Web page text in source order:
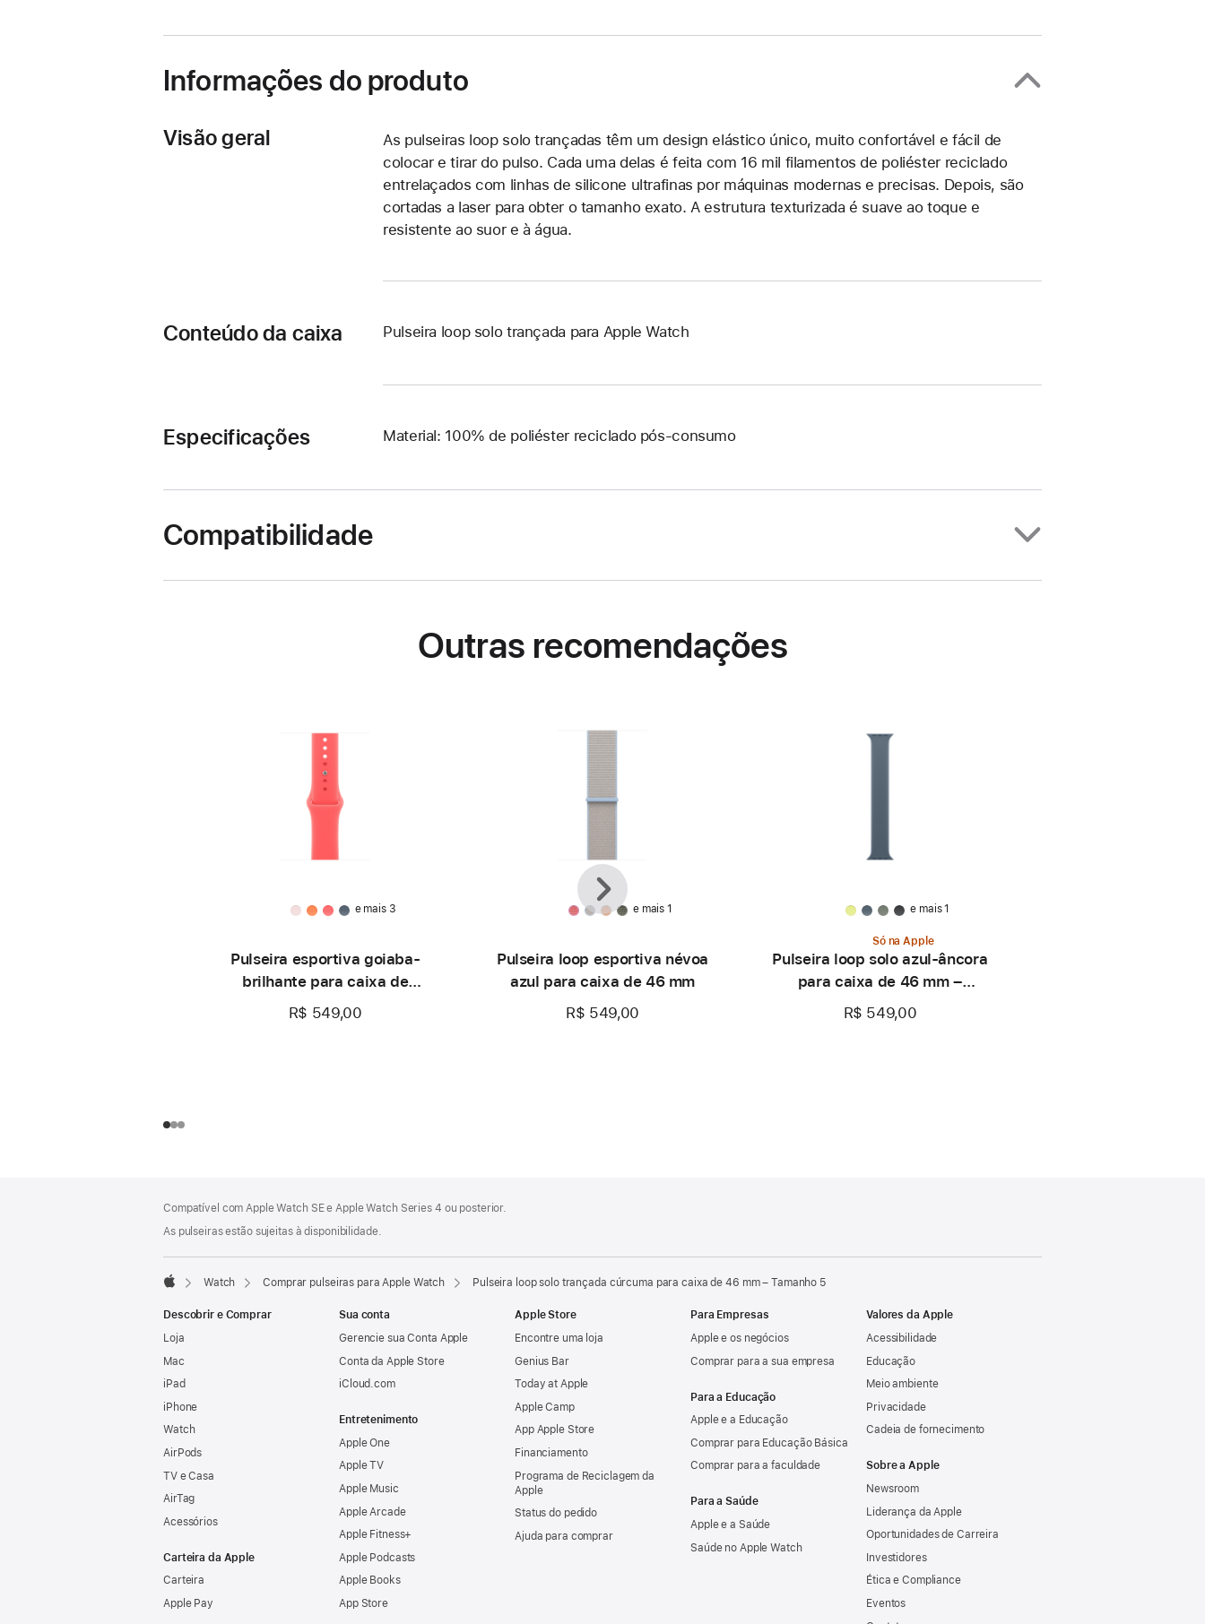
Informações do produto
Visão geral
As pulseiras loop solo trançadas têm um design elástico único, muito confortável e fácil de
colocar e tirar do pulso. Cada uma delas é feita com 16 mil filamentos de poliéster reciclado
entrelaçados com linhas de silicone ultrafinas por máquinas modernas e precisas. Depois, são
cortadas a laser para obter o tamanho exato. A estrutura texturizada é suave ao toque e
resistente ao suor e à água.
Conteúdo da caixa Pulseira loop solo trançada para Apple Watch
Especificações Material: 100% de poliéster reciclado pós-consumo
Compatibilidade
Outras recomendações
e mais 3
Pulseira esportiva goiaba-
brilhante para caixa de
46 mm – P/M
R$ 549,00
e mais 1
Pulseira loop esportiva névoa
azul para caixa de 46 mm
R$ 549,00
e mais 1
Só na Apple
Pulseira loop solo azul-âncora
para caixa de 46 mm –
Tamanho 0
R$ 549,00
Anterior
Seguinte
de
rodapé
Compatível com Apple Watch SE e Apple Watch Series 4 ou posterior.
As pulseiras estão sujeitas à disponibilidade.
Watch Comprar pulseiras para Apple Watch Pulseira loop solo trançada cúrcuma para caixa de 46 mm – Tamanho 5
Descobrir e Comprar
Loja
Mac
iPad
iPhone
Watch
AirPods
TV e Casa
AirTag
Acessórios
Carteira da Apple
Carteira
Apple Pay
Sua conta
Gerencie sua Conta Apple
Conta da Apple Store
iCloud.com
Entretenimento
Apple One
Apple TV
Apple Music
Apple Arcade
Apple Fitness+
Apple Podcasts
Apple Books
App Store
Apple Store
Encontre uma loja
Genius Bar
Today at Apple
Apple Camp
App Apple Store
Financiamento
Programa de Reciclagem da
Apple
Status do pedido
Ajuda para comprar
Para Empresas
Apple e os negócios
Comprar para a sua empresa
Para a Educação
Apple e a Educação
Comprar para Educação Básica
Comprar para a faculdade
Para a Saúde
Apple e a Saúde
Saúde no Apple Watch
Valores da Apple
Acessibilidade
Educação
Meio ambiente
Privacidade
Cadeia de fornecimento
Sobre a Apple
Newsroom
Liderança da Apple
Oportunidades de Carreira
Investidores
Ética e Compliance
Eventos